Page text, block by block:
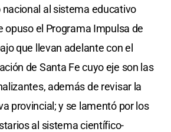
al sistema educativo
opuso el Programa Impulsa de
que llevan adelante con el
de Santa Fe cuyo eje son las
además de revisar la
provincial; y se lamentó por los
al sistema científico-